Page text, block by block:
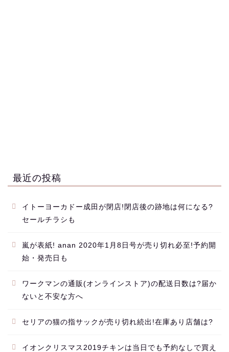
最近の投稿
イトーヨーカドー成田が閉店!閉店後の跡地は何になる?
セールチラシも
嵐が表紙! anan 2020年1月8日号が売り切れ必至!予約開
始・発売日も
ワークマンの通販(オンラインストア)の配送日数は?届か
ないと不安な方へ
セリアの猫の指サックが売り切れ続出!在庫あり店舗は?
イオンクリスマス2019チキンは当日でも予約なしで買え